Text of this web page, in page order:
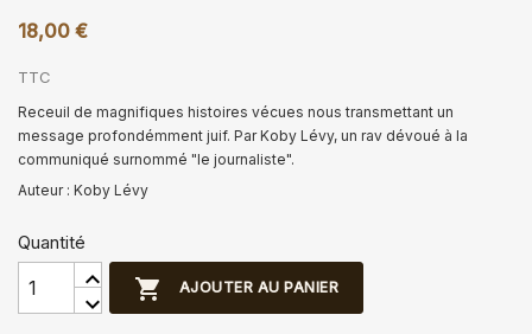
18,00 €
TTC
Receuil de magnifiques histoires vécues nous transmettant un
message profondémment juif. Par Koby Lévy, un rav dévoué à la
communiqué surnommé "le journaliste".
Auteur : Koby Lévy
Quantité
 AJOUTER AU PANIER